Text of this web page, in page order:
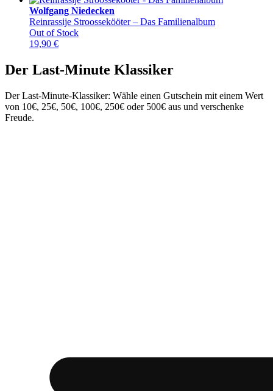
Wolfgang Niedecken
Reinrassije Stroossekööter – Das Familienalbum
Out of Stock
19,90 €
Der Last-Minute Klassiker
Der Last-Minute-Klassiker: Wähle einen Gutschein mit einem Wert
von 10€, 25€, 50€, 100€, 250€ oder 500€ aus und verschenke
Freude.